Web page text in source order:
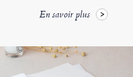
En savoir plus